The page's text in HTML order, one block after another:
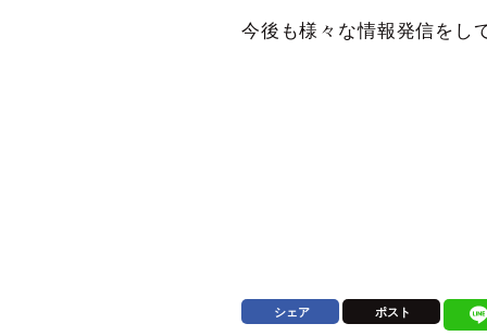
今後も様々な情報発信をし
シェア ポスト